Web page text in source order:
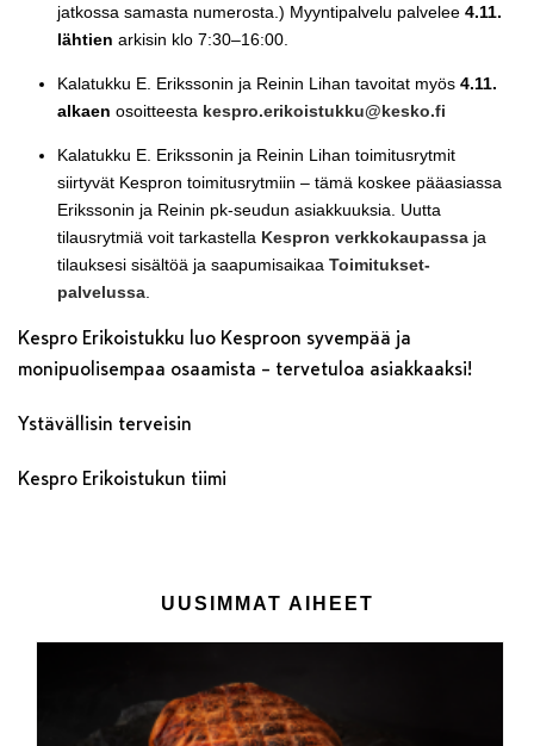
jatkossa samasta numerosta.) Myyntipalvelu palvelee 4.11.
lähtien arkisin klo 7:30–16:00.
Kalatukku E. Erikssonin ja Reinin Lihan tavoitat myös 4.11.
alkaen osoitteesta kespro.erikoistukku@kesko.fi
Kalatukku E. Erikssonin ja Reinin Lihan toimitusrytmit
siirtyvät Kespron toimitusrytmiin – tämä koskee pääasiassa
Erikssonin ja Reinin pk-seudun asiakkuuksia. Uutta
tilausrytmiä voit tarkastella Kespron verkkokaupassaja
tilauksesi sisältöä ja saapumisaikaa Toimitukset-
palvelussa.
Kespro Erikoistukku luo Kesproon syvempää ja
monipuolisempaa osaamista – tervetuloa asiakkaaksi!
Ystävällisin terveisin
Kespro Erikoistukun tiimi
UUSIMMAT AIHEET